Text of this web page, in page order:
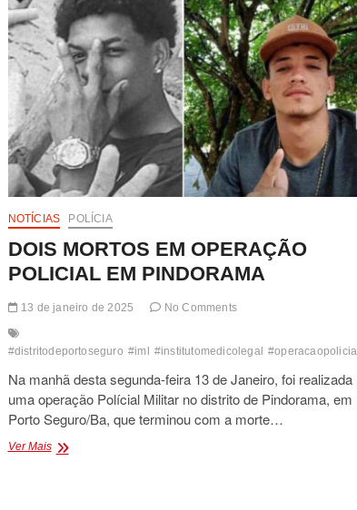
É
INTENSIFICADO
PARA
COMBATER
A
CRIMINALIDADE
#drogasapreendidasemcaraiva
NOTÍCIAS POLÍCIA
DOIS MORTOS EM OPERAÇÃO
POLICIAL EM PINDORAMA
13 de janeiro de 2025 No Comments
#distritodeportoseguro #iml #institutomedicolegal
Na manhã desta segunda-feira 13 de Janeiro, foi realizada
uma operação Polícial Militar no distrito de Pindorama, em
Porto Seguro/Ba, que terminou com a morte…
Ver MaisDOIS